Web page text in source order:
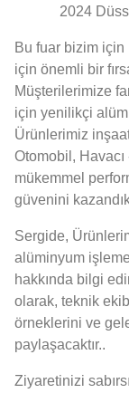
2024
Bu fuar bizim için
için önemli bir
Müşterilerimize
için yenilikçi
Ürünlerimiz
Otomobil,
mükemmel
güvenini
Sergide,
alüminyum
hakkında bilgi
olarak, teknik
örneklerini ve
paylaşacaktır..
Ziyaretinizi